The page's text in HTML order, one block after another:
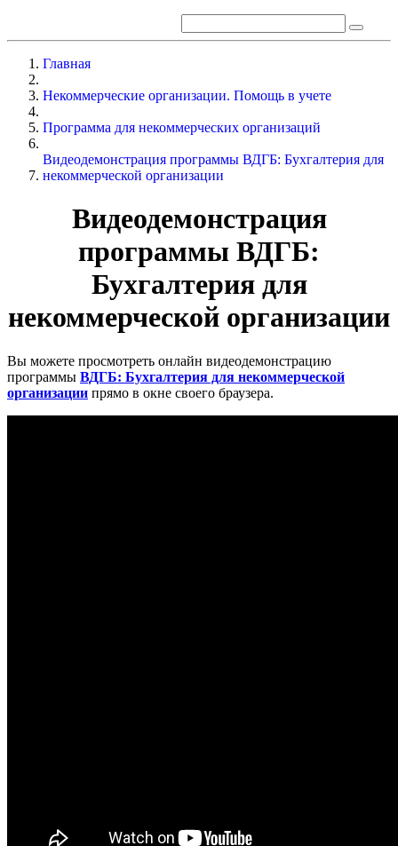
Главная
Некоммерческие организации. Помощь в учете
Программа для некоммерческих организаций
Видеодемонстрация программы ВДГБ: Бухгалтерия для
некоммерческой организации
Видеодемонстрация
программы ВДГБ:
Бухгалтерия для
некоммерческой организации
Вы можете просмотреть онлайн видеодемонстрацию
программы ВДГБ: Бухгалтерия для некоммерческой
организации прямо в окне своего браузера.